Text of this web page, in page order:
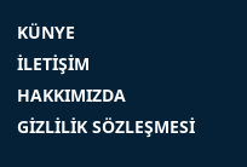
KÜNYE
İLETİŞİM
HAKKIMIZDA
GİZLİLİK SÖZLEŞMESİ